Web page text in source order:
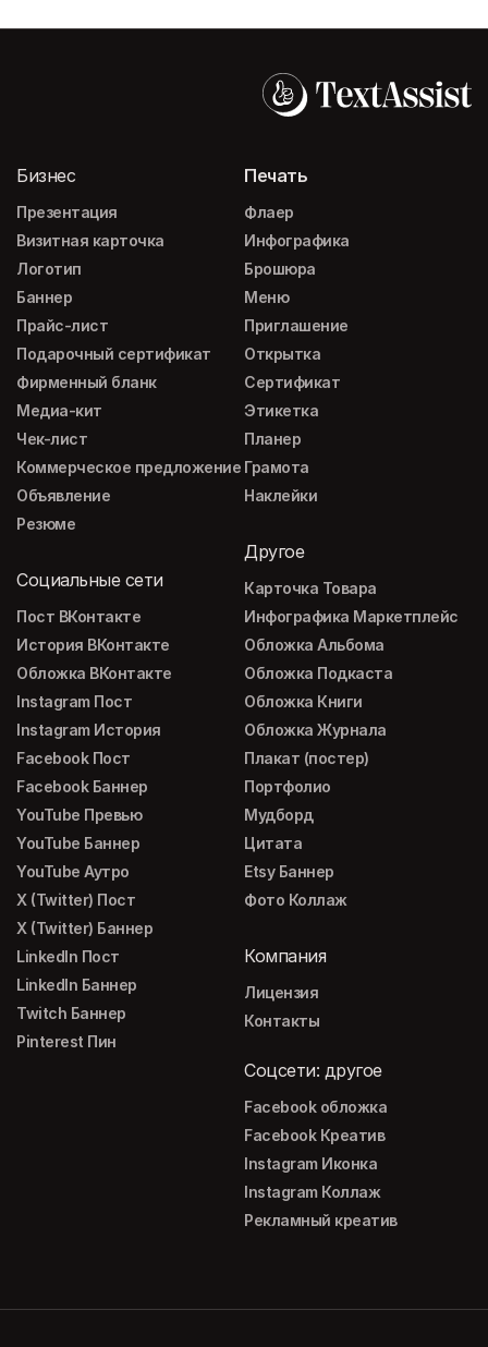
Бизнес
Презентация
Визитная карточка
Логотип
Баннер
Прайс-лист
Подарочный сертификат
Фирменный бланк
Медиа-кит
Чек-лист
Коммерческое предложение
Объявление
Резюме
Социальные сети
Пост ВКонтакте
История ВКонтакте
Обложка ВКонтакте
Instagram Пост
Instagram История
Facebook Пост
Facebook Баннер
YouTube Превью
YouTube Баннер
YouTube Аутро
X (Twitter) Пост
X (Twitter) Баннер
LinkedIn Пост
LinkedIn Баннер
Twitch Баннер
Pinterest Пин
Печать
Флаер
Инфографика
Брошюра
Меню
Приглашение
Открытка
Сертификат
Этикетка
Планер
Грамота
Наклейки
Другое
Карточка Товара
Инфографика Маркетплейс
Обложка Альбома
Обложка Подкаста
Обложка Книги
Обложка Журнала
Плакат (постер)
Портфолио
Мудборд
Цитата
Etsy Баннер
Фото Коллаж
Компания
Лицензия
Контакты
Соцсети: другое
Facebook обложка
Facebook Креатив
Instagram Иконка
Instagram Коллаж
Рекламный креатив